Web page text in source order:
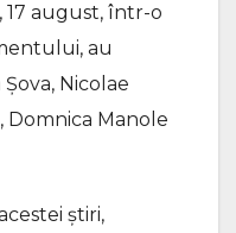
17 august, într-o
au
Nicolae
Domnica Manole
știri,